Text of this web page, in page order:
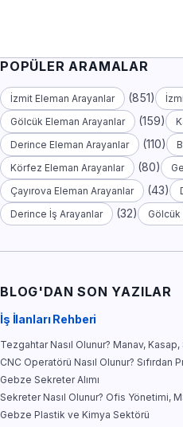
POPÜLER ARAMALAR
İzmit Eleman Arayanlar (851)
Gölcük Eleman Arayanlar (159)
Derince Eleman Arayanlar (110)
Körfez Eleman Arayanlar (80)
Çayırova Eleman Arayanlar (43)
Derince İş Arayanlar (32) Gölcük
BLOG'DAN SON YAZILAR
İş İlanları Rehberi
Tezgahtar Nasıl Olunur? Manav,
CNC Operatörü Nasıl Olunur? Sıfırdan
Gebze Sekreter Alımı
Sekreter Nasıl Olunur? Ofis Yönetimi,
Gebze Plastik ve Kimya Sektörü